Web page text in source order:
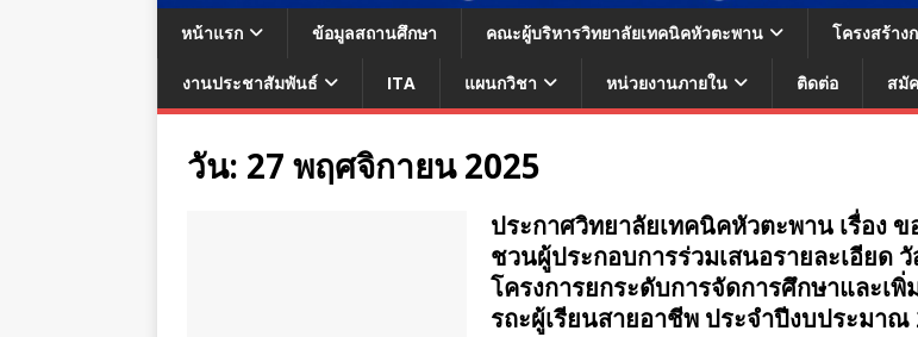
หน้าแรก ข้อมูลสถานศึกษา คณะผู้บริหารวิทยาลัยเทคนิคหัวตะพาน โครงสร้าง
งานประชาสัมพันธ์ ITA แผนกวิชา หน่วยงานภายใน ติดต่อ สมั
วัน: 27 พฤศจิกายน 2025
ประกาศวิทยาลัยเทคนิคหัวตะพาน เรื่อง
ชวนผู้ประกอบการร่วมเสนอรายละเอียด
โครงการยกระดับการจัดการศึกษาและเพิ่
รถะผู้เรียนสายอาชีพ ประจำปีงบประมาณ